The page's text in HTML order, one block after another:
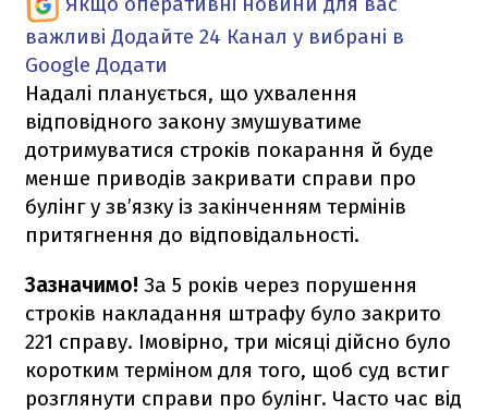
важливі Додайте 24 Канал у вибрані в
Google Додати
Надалі планується, що ухвалення
відповідного закону змушуватиме
дотримуватися строків покарання й буде
менше приводів закривати справи про
булінг у зв’язку із закінченням термінів
притягнення до відповідальності.
Зазначимо! За 5 років через порушення
строків накладання штрафу було закрито
221 справу. Імовірно, три місяці дійсно було
коротким терміном для того, щоб суд встиг
розглянути справи про булінг. Часто час від